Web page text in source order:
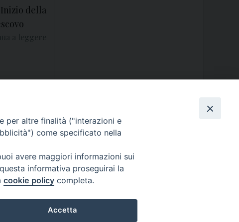
della
-Informativa sulla privacy - Note Legali - Cookies Policy
per altre finalità ("interazioni e
come specificato nella
avere maggiori informazioni sui
informativa proseguirai la
cookie policy completa.
Accetta